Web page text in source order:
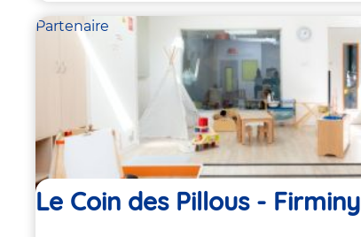
Partenaire
Le Coin des Pillous - Firminy